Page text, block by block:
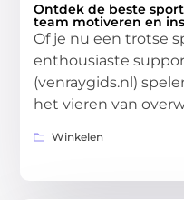
Ontdek de beste
team motiveren en
Of je nu een trotse
enthousiaste
(venraygids.nl)
het vieren van
Winkelen